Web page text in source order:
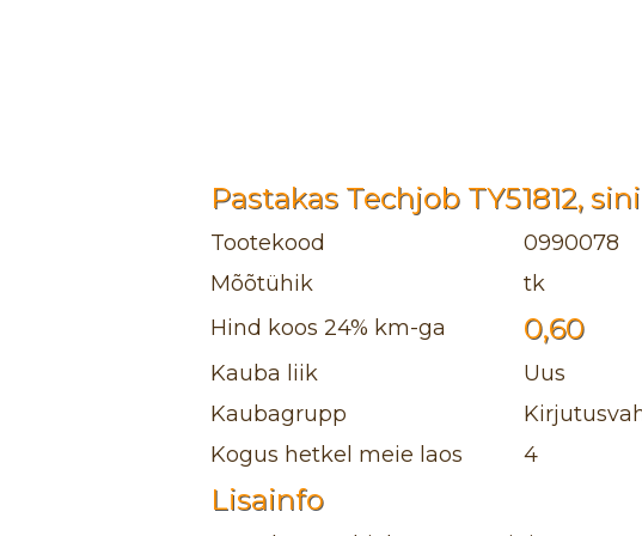
Pastakas Techjob TY51812,
Tootekood
0990078
Mõõtühik
tk
Hind koos 24% km-ga
0,60
Kauba liik
Uus
Kaubagrupp
Kogus hetkel meie laos
4
Lisainfo